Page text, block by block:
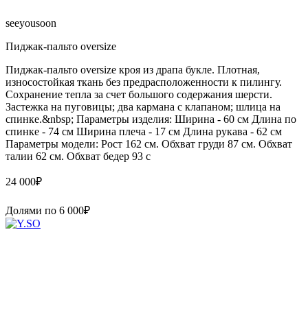
seeyousoon
Пиджак-пальто oversize
Пиджак-пальто oversize кроя из драпа букле. Плотная,
износостойкая ткань без предрасположенности к пилингу.
Сохранение тепла за счет большого содержания шерсти.
Застежка на пуговицы; два кармана с клапаном; шлица на
спинке.&nbsp; Параметры изделия: Ширина - 60 см Длина по
спинке - 74 см Ширина плеча - 17 см Длина рукава - 62 см
Параметры модели: Рост 162 см. Обхват груди 87 см. Обхват
талии 62 см. Обхват бедер 93 с
24 000₽
Долями по 6 000₽